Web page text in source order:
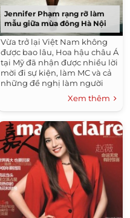
Jennifer Phạm rạng rỡ làm
mẫu giữa mùa đông Hà Nội
Vừa trở lại Việt Nam không
được bao lâu, Hoa hậu châu Á
tại Mỹ đã nhận được nhiều lời
mời đi sự kiện, làm MC và cả
những đề nghị làm người
mẫu quảng cáo. Sau khi kết
hôn cùng doanh nhân...
Xem thêm